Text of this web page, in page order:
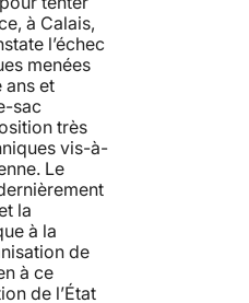
à Calais,
l’échec
menées
ans et
sac
très
vis-à-
Le
la
à la
de
à ce
de l’État